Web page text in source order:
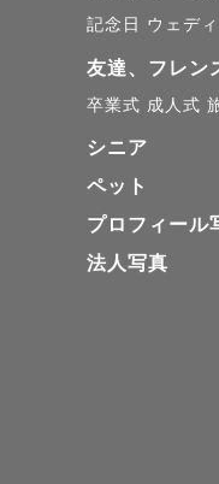
記念日 ウェデ
友達、フレン
卒業式 成人式
シニア
ペット
プロフィール
法人写真